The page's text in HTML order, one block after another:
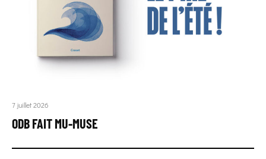
7 juillet 2026
ODB FAIT MU-MUSE